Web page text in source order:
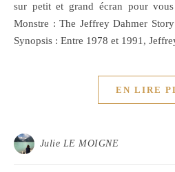
sur petit et grand écran pour
Monstre : The Jeffrey Dahmer
Synopsis : Entre 1978 et 1991,
EN LIRE
Julie LE MOIGNE